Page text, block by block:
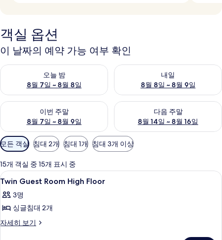
객실 옵션
이 날짜의 예약 가능 여부 확인
오늘 밤
8월 7일 ~ 8월 8일
오늘 밤 예약 가능 여부 확인, 8월 7일 ~ 8월 8일
내일
8월 8일 ~ 8월 9일
내일 예약 가능 여부 확인, 8월
이번 주말
8월 7일 ~ 8월 9일
이번 주말 예약 가능 여부 확인, 8월 7일 ~ 8월 9일
다음 주말
8월 14일 ~ 8월 16일
다음 주말 예약 가능 여부 확인,
객
실
에
사
용
가
능
필
모든 객실 침대 2개 침대 1개 침대 3개 이상
15개 객실 중 15개 표시 중
Twin
Guest
Room
High
Floor
객실 내 금고, 책상, 노트북 작업 공간,
5
Twin Guest Room High Floor
3명
싱글침대 2개
자세히 보기
Twin